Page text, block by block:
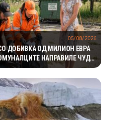
ДОБИВКА ОД МИЛИОН ЕВРА
НАПРАВИЛЕ ЧУДО
05/08/2026